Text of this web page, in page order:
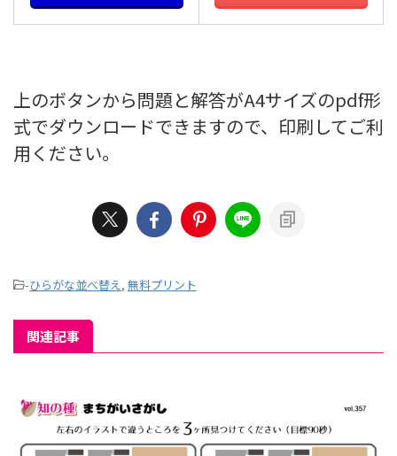
上のボタンから問題と解答がA4サイズのpdf形
式でダウンロードできますので、印刷してご利
用ください。
-ひらがな並べ替え, 無料プリント
関連記事